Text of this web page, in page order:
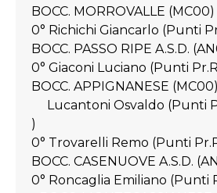
BOCC. MORROVALLE (MC00)
0° Richichi Giancarlo (Punti
BOCC. PASSO RIPE A.S.D.
0° Giaconi Luciano (Punti
BOCC. APPIGNANESE
Lucantoni Osvaldo (Punti
)
0° Trovarelli Remo (Punti
BOCC. CASENUOVE A.S.D.
0° Roncaglia Emiliano (Punti